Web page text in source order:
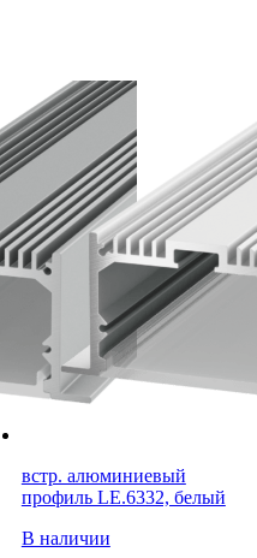
встр. алюминиевый
профиль LE.6332, белый
В наличии